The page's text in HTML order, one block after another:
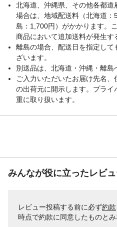
北海道、沖縄県、その他各都
場合は、地域配送料（北海道
島：1,700円）がかかります。
商品において追加送料が発生す
離島の場合、配送日を指定し
ざいます。
別送品は、北海道・沖縄・離島
ご入力いただいたお届け先名
の出荷元に開示します。プラ
重に取り扱います。
みんなが役に立ったレビ
レビュー投稿する前に必ず約款
時点で約款に同意したものとみ